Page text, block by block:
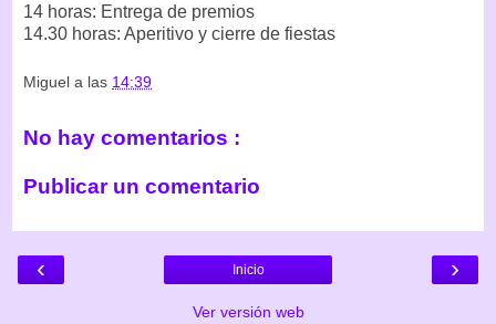
14 horas: Entrega de premios
14.30 horas: Aperitivo y cierre de fiestas
Miguel a las 14:39
No hay comentarios :
Publicar un comentario
‹ ›
Inicio
Ver versión web